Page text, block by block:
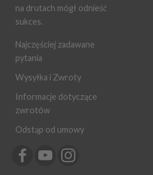
na drutach mógł odnieść
sukces.
Najczęściej zadawane
pytania
Wysyłka i Zwroty
Informacje dotyczące
zwrotów
Odstąp od umowy